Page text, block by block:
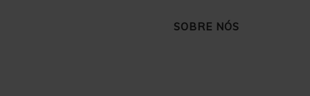
SOBRE NÓS